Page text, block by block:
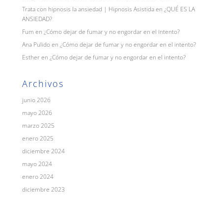
Trata con hipnosis la ansiedad | Hipnosis Asistidaen ¿QUÉ ES LA
ANSIEDAD?
Fum en ¿Cómo dejar de fumar y no engordar en el intento?
Ana Pulidoen ¿Cómo dejar de fumar y no engordar en el intento?
Estheren ¿Cómo dejar de fumar y no engordar en el intento?
Archivos
junio 2026
mayo 2026
marzo 2025
enero 2025
diciembre 2024
mayo 2024
enero 2024
diciembre 2023